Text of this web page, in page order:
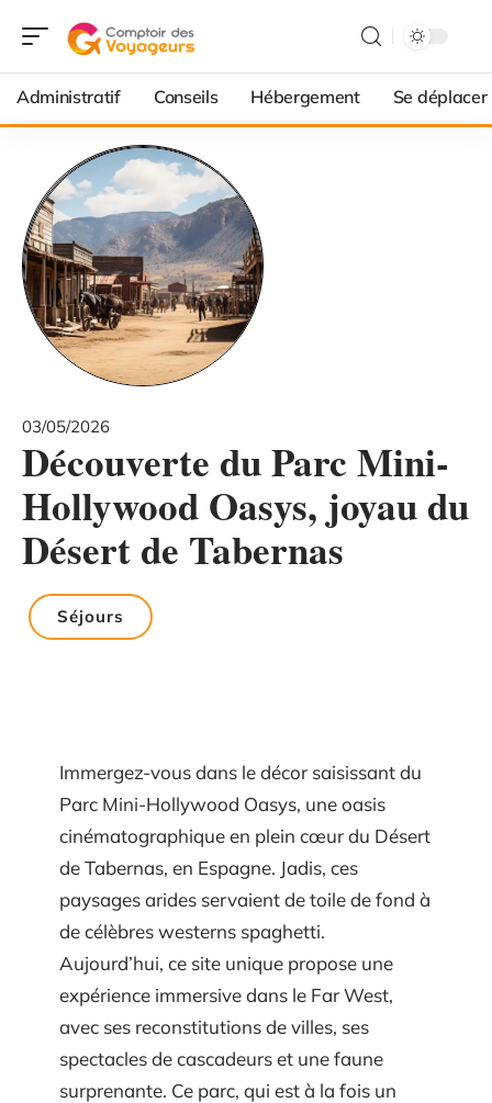
Administratif Conseils Hébergement Se déplacer
03/05/2026
Découverte du Parc Mini-
Hollywood Oasys, joyau du
Désert de Tabernas
Séjours
Immergez-vous dans le décor saisissant du
Parc Mini-Hollywood Oasys, une oasis
cinématographique en plein cœur du Désert
de Tabernas, en Espagne. Jadis, ces
paysages arides servaient de toile de fond à
de célèbres westerns spaghetti.
Aujourd’hui, ce site unique propose une
expérience immersive dans le Far West,
avec ses reconstitutions de villes, ses
spectacles de cascadeurs et une faune
surprenante. Ce parc, qui est à la fois un